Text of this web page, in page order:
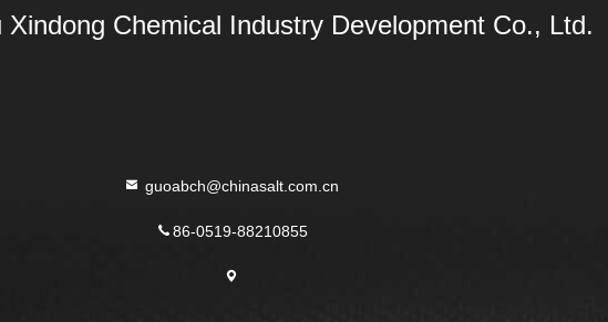
Xindong Chemical Industry Development Co., Ltd.
guoabch@chinasalt.com.cn
86-0519-88210855